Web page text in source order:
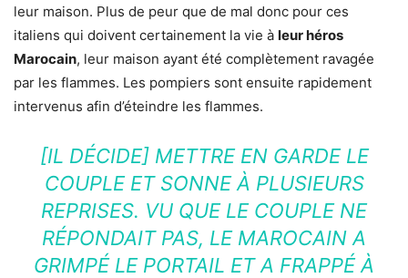
leur maison. Plus de peur que de mal donc pour ces
italiens qui doivent certainement la vie à leur héros
Marocain, leur maison ayant été complètement ravagée
par les flammes. Les pompiers sont ensuite rapidement
intervenus afin d’éteindre les flammes.
[IL DÉCIDE] METTRE EN GARDE LE
COUPLE ET SONNE À PLUSIEURS
REPRISES. VU QUE LE COUPLE NE
RÉPONDAIT PAS, LE MAROCAIN A
GRIMPÉ LE PORTAIL ET A FRAPPÉ À